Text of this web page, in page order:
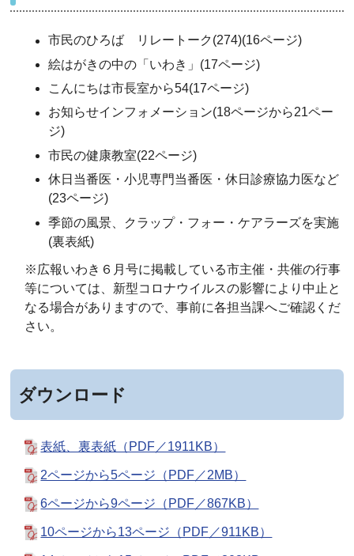
市民のひろば リレートーク(274)(16ページ)
絵はがきの中の「いわき」(17ページ)
こんにちは市長室から54(17ページ)
お知らせインフォメーション(18ページから21ペー
ジ)
市民の健康教室(22ページ)
休日当番医・小児専門当番医・休日診療協力医など
(23ページ)
季節の風景、クラップ・フォー・ケアラーズを実施
(裏表紙)
※広報いわき６月号に掲載している市主催・共催の行事
等については、新型コロナウイルスの影響により中止と
なる場合がありますので、事前に各担当課へご確認くだ
さい。
ダウンロード
表紙、裏表紙（PDF／1911KB）
2ページから5ページ（PDF／2MB）
6ページから9ページ（PDF／867KB）
10ページから13ページ（PDF／911KB）